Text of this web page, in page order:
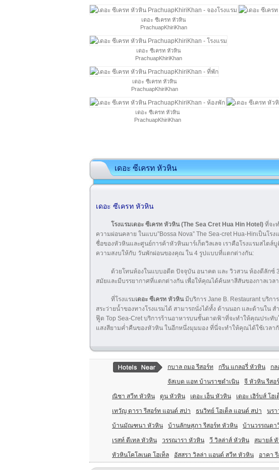
เดอะ ซีเครท หัวหิน
PrachuapKhiriKhan
เดอะ ซีเครท หัวหิน
PrachuapKhiriKhan
เดอะ ซีเครท หัวหิน
PrachuapKhiriKhan
เดอะ ซีเครท หัวหิน
PrachuapKhiriKhan
เดอะ ซีเครท หัวหิน
เดอะ ซีเครท หัวหิน
โรงแรมเดอะ ซีเครท หัวหิน (The Sea Cret Hua Hin Hotel) ที่จะ
ความผ่อนคลาย ในแบบ”Bossa Nova” The Sea-cret Hua-Hinเป็นโ
ชื่อของหัวหินและศูนย์การค้าหัวหินมาร์เก็ตวิลเลจ เราคือโรงแรมสไตล์
ความสงบให้กับ วันพักผ่อนของคุณ ใน 4 รูปแบบที่แตกต่างกัน:
ด้วยโทนห้องในแบบอดีต ปัจจุบัน อนาคต และ วิวสวน ห้องดีลักซ์
สมัยและมีบรรยากาศที่แตกต่างกัน เพื่อให้คุณได้ค้นหาสีสันของกาลเวล
ที่โรงแรมเดอะ ซีเครท หัวหินมีบริการ Jane B. Restaurant บริก
สระว่ายน้ำของทางโรงแรมได้ สามารถนั่งได้ทั้ง ด้านนอก และด้านใน
ฟู๊ด Top Sea-Cret บริการร้านอาหารบนชั้นดาดฟ้าที่จะทำให้คุณประทั
แสงสียามค่ำคืนของหัวหิน ในอีกหนึ่งมุมมอง ที่นี่จะทำให้คุณได้ใช้เวล
กบาล ถมอ รีสอร์ท กรีน แกลอรี่ หัวหิน กล
จัสเบด แอท บ้านราชดำเนิน จี หัวหิน รีสอ
ณิชา สวีท หัวหิน ดูน หัวหิน เดอะ เฮ็น หัวหิน เดอะ เฮิร์บส์ โฮ
เทวัญ ดารา รีสอร์ท แอนด์ สปา ธนวิทย์ โฮเต็ล แอนด์ สปา นร
บ้านมัณฑนา หัวหิน บ้านลักษสุภา รีสอร์ท หัวหิน บ้านวรรณดา
เรสท์ ดีเทล หัวหิน วรรณารา หัวหิน วี วิลล่าส์ หัวหิน สมายล์
หัวหินโคโลเนด โฮเท็ล อัสสรา วิลล่า แอนด์ สวีท หัวหิน อาคา